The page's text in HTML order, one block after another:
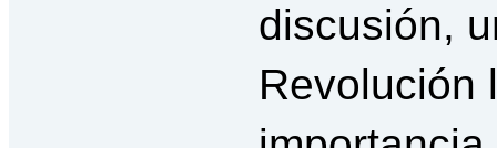
discusión,
Revolución